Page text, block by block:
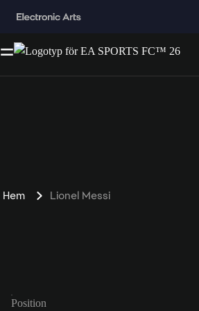
Hem Lionel Messi
Position